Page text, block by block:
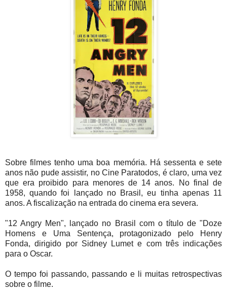
Sobre filmes tenho uma boa memória. Há sessenta e sete
anos não pude assistir, no Cine Paratodos, é claro, uma vez
que era proibido para menores de 14 anos. No final de
1958, quando foi lançado no Brasil, eu tinha apenas 11
anos. A fiscalização na entrada do cinema era severa.
"12 Angry Men", lançado no Brasil com o título de "Doze
Homens e Uma Sentença, protagonizado pelo Henry
Fonda, dirigido por Sidney Lumet e com três indicações
para o Oscar.
O tempo foi passando, passando e li muitas retrospectivas
sobre o filme.